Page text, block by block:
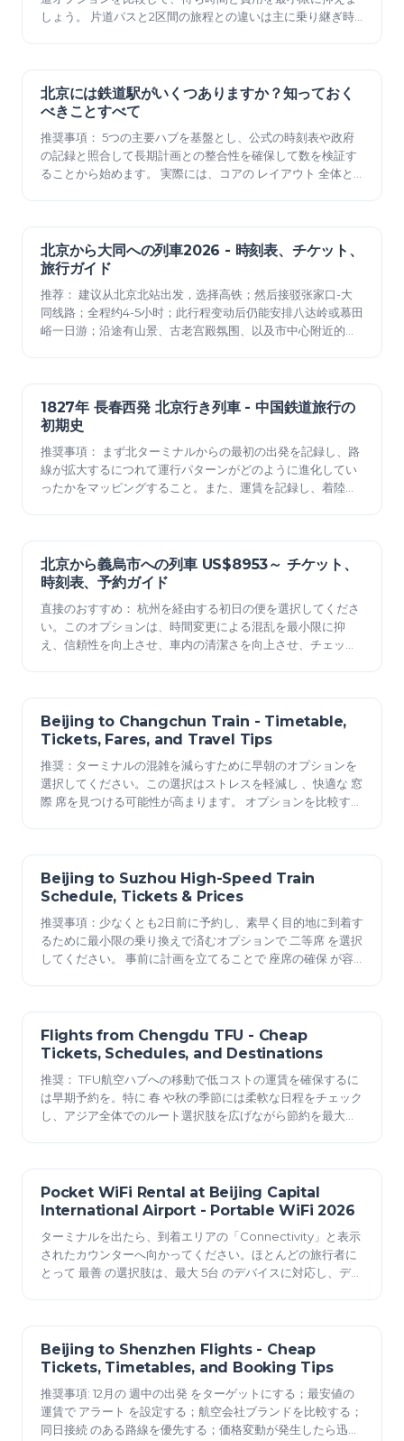
しょう。 片道パスと2区間の旅程との違いは主に乗り継ぎ時
てる際は、リアルタイムのデータを収集するために、公式の
時刻表とサードパ…
2025年12月23日
北京には鉄道駅がいくつありますか？知っておく
べきことすべて
推奨事項： 5つの主要ハブを基盤とし、公式の時刻表や政府
の記録と照合して長期計画との整合性を確保して数を検証す
ることから始めます。 実際には、コアの レイアウト 全体と
2025年12月23日
北京から大同への列車2026 - 時刻表、チケット、
旅行ガイド
推荐： 建议从北京北站出发，选择高铁；然后接驳张家口-大
同线路；全程约4-5小时；此行程变动后仍能安排八达岭或慕田
峪一日游；沿途有山景、古老宫殿氛围、以及市中心附近的红
下午晚些时候约15:45；每天有三到四班车次；高铁为…
2025年12月23日
1827年 長春西発 北京行き列車 - 中国鉄道旅行の
初期史
推奨事項： まず北ターミナルからの最初の出発を記録し、路
線が拡大するにつれて運行パターンがどのように進化してい
ったかをマッピングすること。また、運賃を記録し、着陸ゾ
とシステムがどのように変化したかを記す。当局が発行した
アーカイブページは、…
2025年12月23日
北京から義烏市への列車 US$8953～ チケット、
時刻表、予約ガイド
直接のおすすめ： 杭州を経由する初日の便を選択してくださ
い。このオプションは、時間変更による混乱を最小限に抑
え、信頼性を向上させ、車内の清潔さを向上させ、チェック
にとっては、同じスケジュールが全員を旅の間ずっと元気に
してくれます…
2025年12月23日
Beijing to Changchun Train - Timetable,
Tickets, Fares, and Travel Tips
推奨：ターミナルの混雑を減らすために早朝のオプションを
選択してください。この選択はストレスを軽減し 、快適な 窓
際 席を見つける可能性が高まります。 オプションを比較する
2025年12月23日
Beijing to Suzhou High-Speed Train
Schedule, Tickets & Prices
推奨事項：少なくとも2日前に予約し、素早く目的地に到着す
るために最小限の乗り換えで済むオプションで 二等席 を選択
してください。 事前に計画を立てることで 座席の確保 が容
要時間は通常6〜7時間で、 最新の 車両は快適な 座席 と車内
電…
2025年12月23日
Flights from Chengdu TFU - Cheap
Tickets, Schedules, and Destinations
推奨： TFU航空ハブへの移動で低コストの運賃を確保するに
は早期予約を。特に 春 や秋の季節には柔軟な日程をチェック
し、アジア全体でのルート選択肢を広げながら節約を最大化
ら4,500マイルまで様々で、北京、上海、クアラル
2025年12月23日
Pocket WiFi Rental at Beijing Capital
International Airport - Portable WiFi 2026
ターミナルを出たら、到着エリアの「Connectivity」と表示
されたカウンターへ向かってください。ほとんどの旅行者に
とって 最善 の選択肢は、最大 5台 のデバイスに対応し、デー
2025年12月23日
Beijing to Shenzhen Flights - Cheap
Tickets, Timetables, and Booking Tips
推奨事項: 12月の 週中の出発 をターゲットにする；最安値の
運賃で アラート を設定する；航空会社ブランドを比較する；
同日接続 のある路線を優先する；価格変動が発生したら迅速